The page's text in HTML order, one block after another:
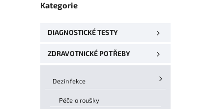
Kategorie
DIAGNOSTICKÉ TESTY
ZDRAVOTNICKÉ POTŘEBY
Dezinfekce
Péče o roušky